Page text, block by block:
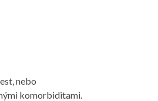
nebo
komorbiditami.